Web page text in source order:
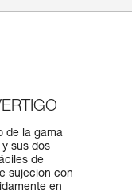
de la gama
sus dos
de
sujeción con
en